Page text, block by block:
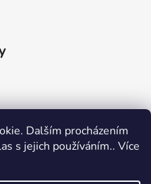
Dalším procházením
s jejich používáním.. Více